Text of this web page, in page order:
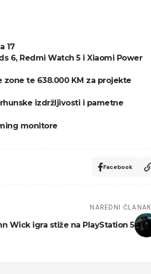
17
6, Redmi Watch 5 i Xiaomi Power
te 638.000 KM za projekte
izdržljivosti i pametne
monitore
Facebook
NAREDNI ČLANAK
Wick igra stiže na PlayStation 5